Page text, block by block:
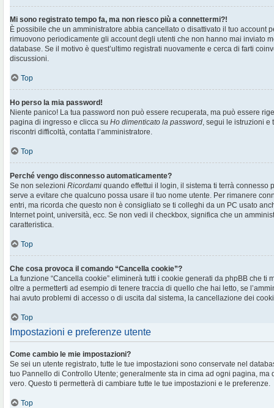
Mi sono registrato tempo fa, ma non riesco più a connettermi?!
È possibile che un amministratore abbia cancellato o disattivato il tuo account
rimuovono periodicamente gli account degli utenti che non hanno mai inviato
database. Se il motivo è quest’ultimo registrati nuovamente e cerca di farti
discussioni.
Top
Ho perso la mia password!
Niente panico! La tua password non può essere recuperata, ma può essere
pagina di ingresso e clicca su Ho dimenticato la password, segui le istruzioni e
riscontri difficoltà, contatta l’amministratore.
Top
Perché vengo disconnesso automaticamente?
Se non selezioni Ricordami quando effettui il login, il sistema ti terrà connesso
serve a evitare che qualcuno possa usare il tuo nome utente. Per rimanere
entri, ma ricorda che questo non è consigliato se ti colleghi da un PC usato
Internet point, università, ecc. Se non vedi il checkbox, significa che un
caratteristica.
Top
Che cosa provoca il comando “Cancella cookie”?
La funzione “Cancella cookie” eliminerà tutti i cookie generati da phpBB che ti
oltre a permetterti ad esempio di tenere traccia di quello che hai letto, se
hai avuto problemi di accesso o di uscita dal sistema, la cancellazione dei
Top
Impostazioni e preferenze utente
Come cambio le mie impostazioni?
Se sei un utente registrato, tutte le tue impostazioni sono conservate nel
tuo Pannello di Controllo Utente; generalmente sta in cima ad ogni pagina, ma
vero. Questo ti permetterà di cambiare tutte le tue impostazioni e le preferenze.
Top